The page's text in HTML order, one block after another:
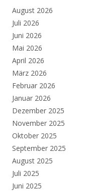
August 2026
Juli 2026
Juni 2026
Mai 2026
April 2026
März 2026
Februar 2026
Januar 2026
Dezember 2025
November 2025
Oktober 2025
September 2025
August 2025
Juli 2025
Juni 2025